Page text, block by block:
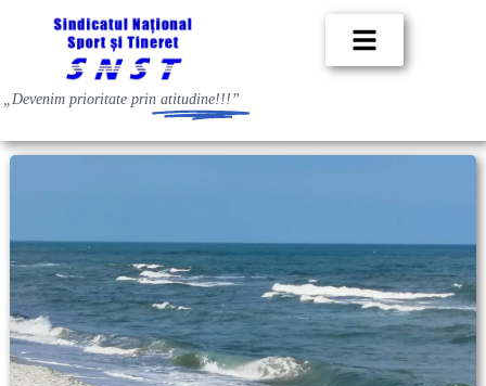
„Devenim prioritate prin atitudine!!!”